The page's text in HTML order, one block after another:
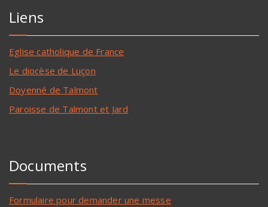
Liens
Eglise catholique de France
Le diocèse de Luçon
Doyenné de Talmont
Paroisse de Talmont et Jard
Documents
Formulaire pour demander une messe